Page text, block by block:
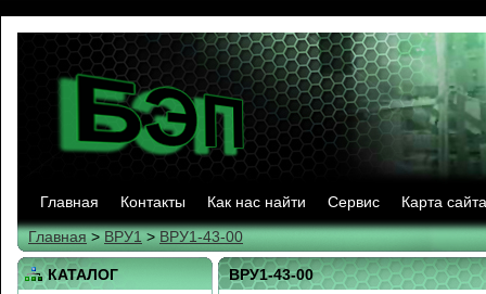
Главная Контакты Как нас найти Сервис
Карта сайта
Главная > ВРУ1 >ВРУ1-43-00
КАТАЛОГ
ВРУ1-43-00